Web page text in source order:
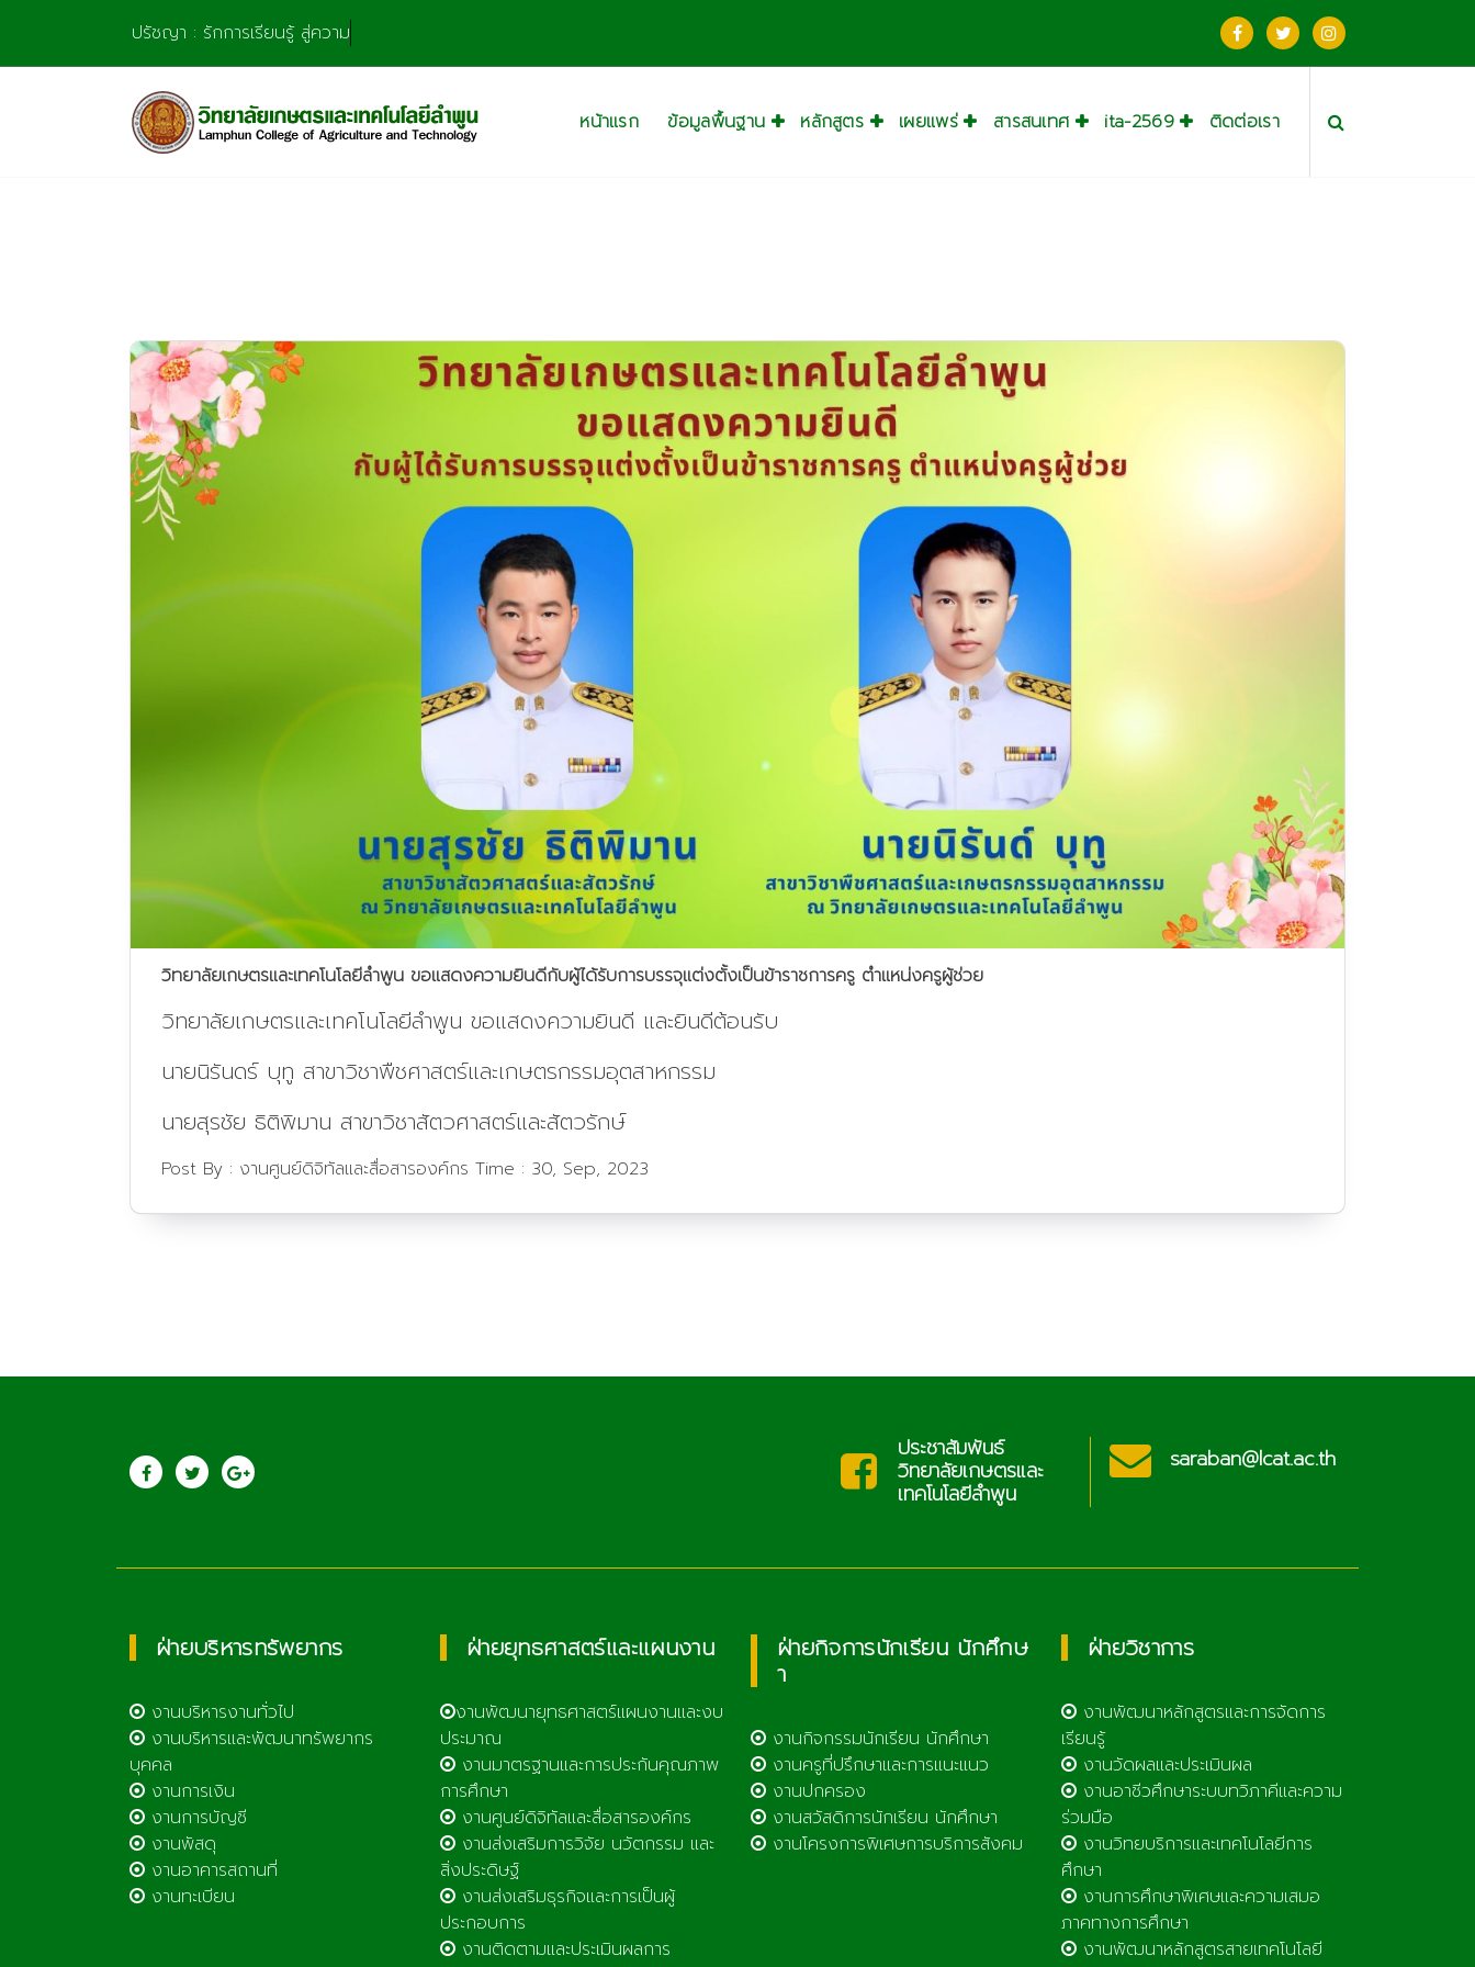
content
ปรัชญา : รักการเรียนรู้ สู่ความชำน
หน้าแรก ข้อมูลพื้นฐาน หลักสูตร เผยแพร่ สารสนเทศ ita-2569 ติดต่อเรา
วิทยาลัยเกษตรและเทคโนโลยีลำพูน ขอแสดงความยินดีกับผู้ได้รับการบรรจุแต่งตั้งเป็นข้าราชการครู ตำแหน่งครูผู้ช่วย
วิทยาลัยเกษตรและเทคโนโลยีลำพูน ขอแสดงความยินดี และยินดีต้อนรับ
นายนิรันดร์ บุทู สาขาวิชาพืชศาสตร์และเกษตรกรรมอุตสาหกรรม
นายสุรชัย ธิติพิมาน สาขาวิชาสัตวศาสตร์และสัตวรักษ์
Post By : งานศูนย์ดิจิทัลและสื่อสารองค์กร Time : 30, Sep, 2023
ประชาสัมพันธ์
วิทยาลัยเกษตรและ
เทคโนโลยีลำพูน
saraban@lcat.ac.th
ฝ่ายบริหารทรัพยากร
งานบริหารงานทั่วไป
งานบริหารและพัฒนาทรัพยากร
บุคคล
งานการเงิน
งานการบัญชี
งานพัสดุ
งานอาคารสถานที่
งานทะเบียน
ฝ่ายยุทธศาสตร์และแผนงาน
งานพัฒนายุทธศาสตร์แผนงานและงบ
ประมาณ
งานมาตรฐานและการประกันคุณภาพ
การศึกษา
งานศูนย์ดิจิทัลและสื่อสารองค์กร
งานส่งเสริมการวิจัย นวัตกรรม และ
สิ่งประดิษฐ์
งานส่งเสริมธุรกิจและการเป็นผู้
ประกอบการ
งานติดตามและประเมินผลการ
ฝ่ายกิจการนักเรียน นักศึกษ
า
งานกิจกรรมนักเรียน นักศึกษา
งานครูที่ปรึกษาและการแนะแนว
งานปกครอง
งานสวัสดิการนักเรียน นักศึกษา
งานโครงการพิเศษการบริการสังคม
ฝ่ายวิชาการ
งานพัฒนาหลักสูตรและการจัดการ
เรียนรู้
งานวัดผลและประเมินผล
งานอาชีวศึกษาระบบทวิภาคีและความ
ร่วมมือ
งานวิทยบริการและเทคโนโลยีการ
ศึกษา
งานการศึกษาพิเศษและความเสมอ
ภาคทางการศึกษา
งานพัฒนาหลักสูตรสายเทคโนโลยี